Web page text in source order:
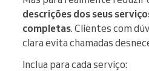
descrições dos seus
completas. Clientes com
clara evita chamadas
Inclua para cada serviço: